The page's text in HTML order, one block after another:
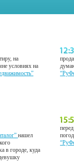
на
условиях на
нашел
в городе, куда